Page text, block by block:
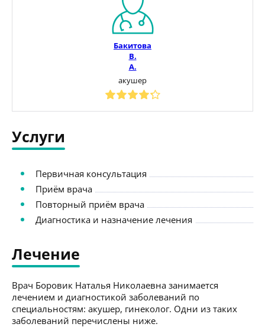
Бакитова
В.
А.
акушер
Услуги
Первичная консультация
Приём врача
Повторный приём врача
Диагностика и назначение лечения
Лечение
Врач Боровик Наталья Николаевна занимается
лечением и диагностикой заболеваний по
специальностям: акушер, гинеколог. Одни из таких
заболеваний перечислены ниже.